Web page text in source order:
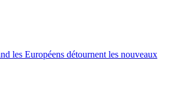
les Européens détournent les nouveaux